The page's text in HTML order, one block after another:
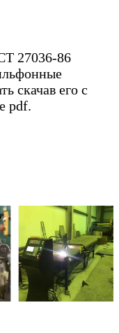
27036-86
скачав его с
pdf.